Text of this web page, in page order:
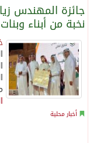
جائزة المهندس
نخبة من أبناء
أخبار محلية